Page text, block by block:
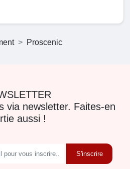
Proscenic
via newsletter. Faites-en
aussi !
S'inscrire